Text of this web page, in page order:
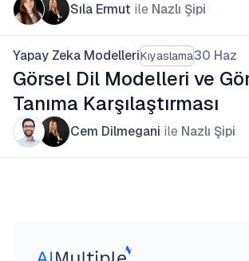
Sıla Ermut ile Nazlı Şipi
Yapay Zeka ModelleriKıyaslama30 Haz
Görsel Dil Modelleri ve
Tanıma Karşılaştırması
Cem Dilmegani ile Nazlı Şipi